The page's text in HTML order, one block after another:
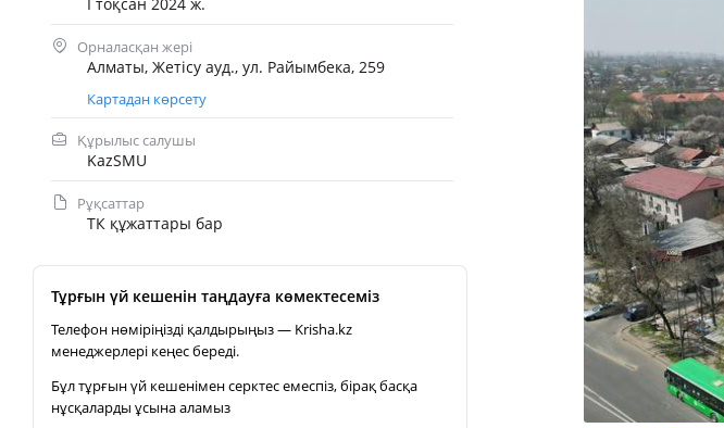
Орналасқан жері
Алматы, Жетісу ауд., ул. Райымбека, 259
Картадан көрсету
Құрылыс салушы
KazSMU
Рұқсаттар
ТК құжаттары бар
Тұрғын үй кешенін таңдауға көмектесеміз
Телефон нөміріңізді қалдырыңыз — Krisha.kz
менеджерлері кеңес береді.
Бұл тұрғын үй кешенімен серктес емеспіз, бірақ басқа
нұсқаларды ұсына аламыз